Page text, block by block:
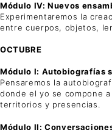
Módulo IV: Nuevos
Experimentaremos la
entre cuerpos, objetos,
OCTUBRE
Módulo I: Autobiografías
Pensaremos la
donde el yo se compone
territorios y presencias.
Módulo II: